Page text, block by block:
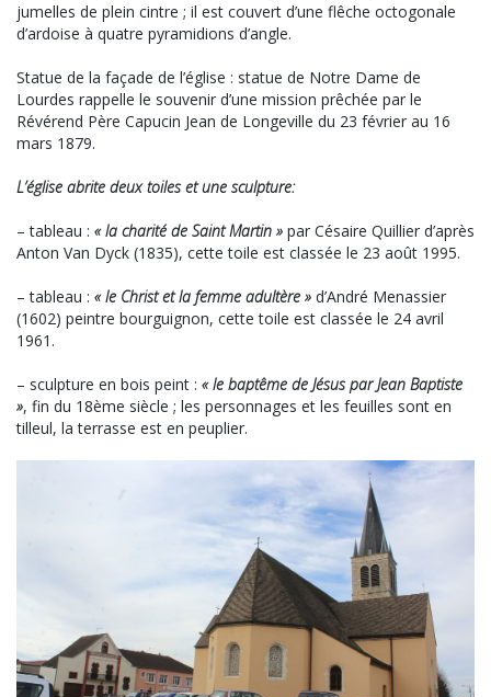
jumelles de plein cintre ; il est couvert d’une flêche octogonale
d’ardoise à quatre pyramidions d’angle.
Statue de la façade de l’église : statue de Notre Dame de
Lourdes rappelle le souvenir d’une mission prêchée par le
Révérend Père Capucin Jean de Longeville du 23 février au 16
mars 1879.
L’église abrite deux toiles et une sculpture:
– tableau : « la charité de Saint Martin » par Césaire Quillier d’après
Anton Van Dyck (1835), cette toile est classée le 23 août 1995.
– tableau : « le Christ et la femme adultère » d’André Menassier
(1602) peintre bourguignon, cette toile est classée le 24 avril
1961.
– sculpture en bois peint : « le baptême de Jésus par Jean Baptiste
», fin du 18ème siècle ; les personnages et les feuilles sont en
tilleul, la terrasse est en peuplier.